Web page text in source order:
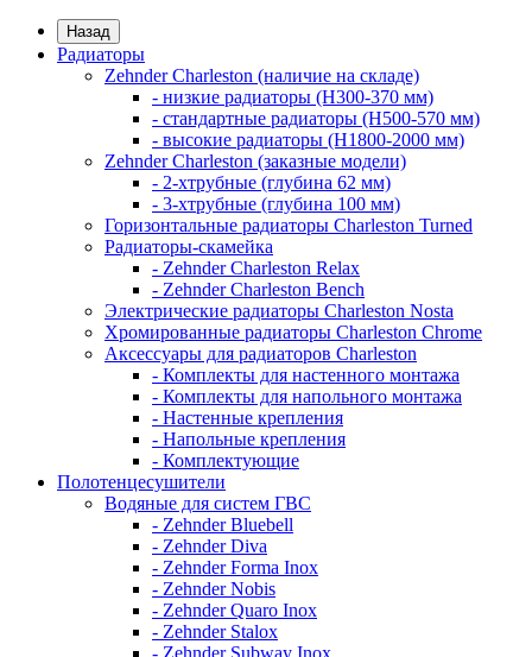
Назад
Радиаторы
Zehnder Charleston (наличие на складе)
- низкие радиаторы (H300-370 мм)
- стандартные радиаторы (H500-570 мм)
- высокие радиаторы (H1800-2000 мм)
Zehnder Charleston (заказные модели)
- 2-хтрубные (глубина 62 мм)
- 3-хтрубные (глубина 100 мм)
Горизонтальные радиаторы Charleston Turned
Радиаторы-скамейка
- Zehnder Charleston Relax
- Zehnder Charleston Bench
Электрические радиаторы Charleston Nosta
Хромированные радиаторы Charleston Chrome
Аксессуары для радиаторов Charleston
- Комплекты для настенного монтажа
- Комплекты для напольного монтажа
- Настенные крепления
- Напольные крепления
- Комплектующие
Полотенцесушители
Водяные для систем ГВС
- Zehnder Bluebell
- Zehnder Diva
- Zehnder Forma Inox
- Zehnder Nobis
- Zehnder Quaro Inox
- Zehnder Stalox
- Zehnder Subway Inox